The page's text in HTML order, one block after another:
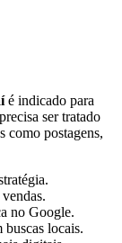
é indicado para
ser tratado
como postagens,
no Google.
buscas locais.